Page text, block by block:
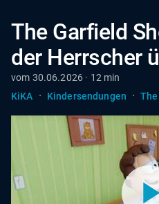
The Garfield
der Herrscher
vom 30.06.2026 · 12 min
KiKA
· Kindersendungen ·